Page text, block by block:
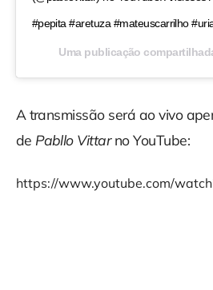
#pepita #aretuza #mateuscarrilho
Uma publicação
A transmissão será ao vivo
de Pabllo Vittarno YouTube:
https://www.youtube.com/